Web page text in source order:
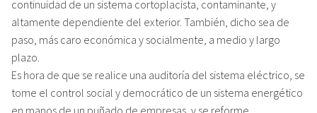
continuidad de un sistema cortoplacista, contaminante, y
altamente dependiente del exterior. También, dicho sea de
paso, más caro económica y socialmente, a medio y largo
plazo.
Es hora de que se realice una auditoría del sistema eléctrico, se
tome el control social y democrático de un sistema energético
en manos de un puñado de empresas, y se reforme